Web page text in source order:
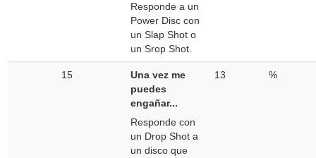
Responde a un
Power Disc con
un Slap Shot o
un Srop Shot.
15
Una vez me
puedes
engañar...
Responde con
un Drop Shot a
un disco que
13 %